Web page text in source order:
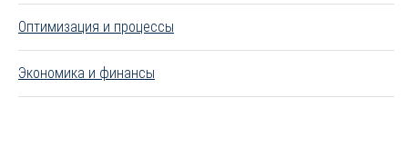
Оптимизация и процессы
Экономика и финансы